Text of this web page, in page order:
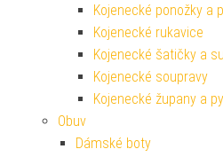
Kojenecké ponožky a
Kojenecké rukavice
Kojenecké šatičky a
Kojenecké soupravy
Kojenecké župany a
Obuv
Dámské boty